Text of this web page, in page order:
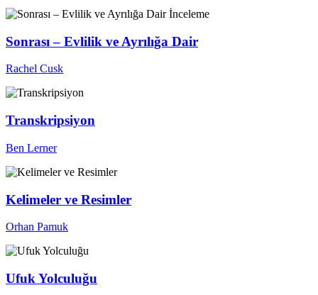
İnceleme
Sonrası – Evlilik ve Ayrılığa Dair
Rachel Cusk
Transkripsiyon
Ben Lerner
Kelimeler ve Resimler
Orhan Pamuk
Ufuk Yolculuğu